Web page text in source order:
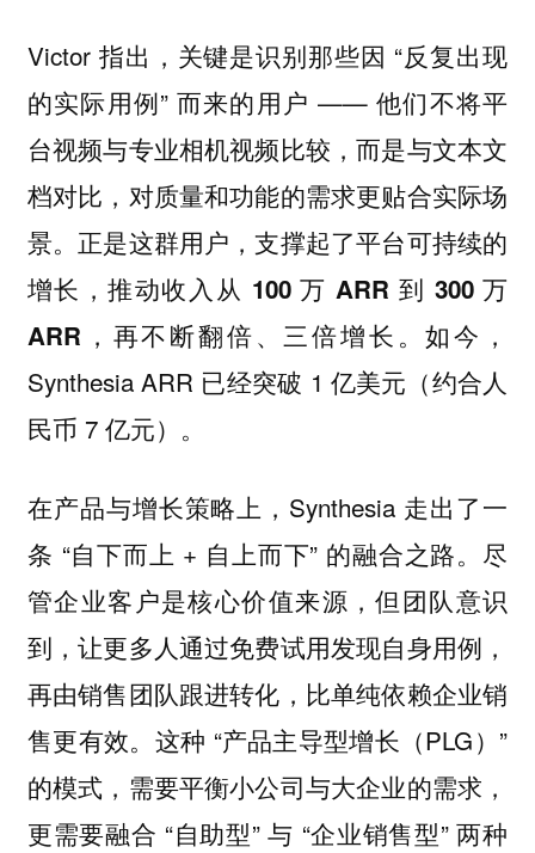
Victor 指出，关键是识别那些因 “反复出现
的实际用例” 而来的用户 —— 他们不将平
台视频与专业相机视频比较，而是与文本文
档对比，对质量和功能的需求更贴合实际场
景。正是这群用户，支撑起了平台可持续的
增长，推动收入从 100 万 ARR 到 300 万
ARR，再不断翻倍、三倍增长 。如今，
Synthesia ARR 已经突破 1 亿美元（约合人
民币 7 亿元）。
在产品与增长策略上，Synthesia 走出了一
条 “自下而上 + 自上而下” 的融合之路。尽
管企业客户是核心价值来源，但团队意识
到，让更多人通过免费试用发现自身用例，
再由销售团队跟进转化，比单纯依赖企业销
售更有效。这种 “产品主导型增长（PLG）”
的模式，需要平衡小公司与大企业的需求，
更需要融合 “自助型” 与 “企业销售型” 两种